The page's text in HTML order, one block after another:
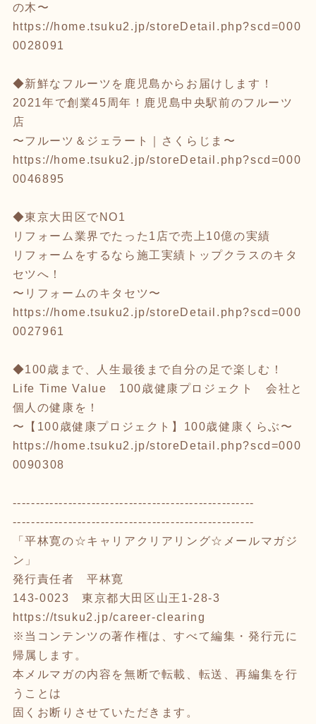
の木〜
https://home.tsuku2.jp/storeDetail.php?scd=000
0028091
◆新鮮なフルーツを鹿児島からお届けします！
2021年で創業45周年！鹿児島中央駅前のフルーツ
店
〜フルーツ＆ジェラート｜さくらじま〜
https://home.tsuku2.jp/storeDetail.php?scd=000
0046895
◆東京大田区でNO1
リフォーム業界でたった1店で売上10億の実績
リフォームをするなら施工実績トップクラスのキタ
セツへ！
〜リフォームのキタセツ〜
https://home.tsuku2.jp/storeDetail.php?scd=000
0027961
◆100歳まで、人生最後まで自分の足で楽しむ！
Life Time Value 100歳健康プロジェクト 会社と
個人の健康を！
〜【100歳健康プロジェクト】100歳健康くらぶ〜
https://home.tsuku2.jp/storeDetail.php?scd=000
0090308
----------------------------------------------------
----------------------------------------------------
「平林寛の☆キャリアクリアリング☆メールマガジ
ン」
発行責任者 平林寛
143-0023 東京都大田区山王1-28-3
https://tsuku2.jp/career-clearing
※当コンテンツの著作権は、すべて編集・発行元に
帰属します。
本メルマガの内容を無断で転載、転送、再編集を行
うことは
固くお断りさせていただきます。